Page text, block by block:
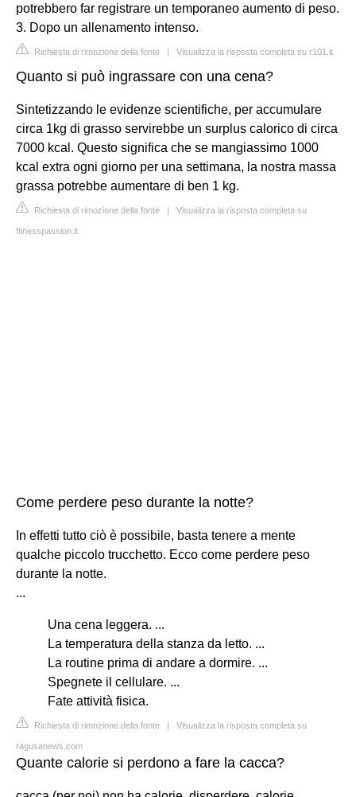
potrebbero far registrare un temporaneo aumento di peso.
3. Dopo un allenamento intenso.
Richiesta di rimozione della fonte | Visualizza la risposta completa su r101.it
Quanto si può ingrassare con una cena?
Sintetizzando le evidenze scientifiche, per accumulare
circa 1kg di grasso servirebbe un surplus calorico di circa
7000 kcal. Questo significa che se mangiassimo 1000
kcal extra ogni giorno per una settimana, la nostra massa
grassa potrebbe aumentare di ben 1 kg.
Richiesta di rimozione della fonte | Visualizza la risposta completa su
fitnesspassion.it
Come perdere peso durante la notte?
In effetti tutto ciò è possibile, basta tenere a mente
qualche piccolo trucchetto. Ecco come perdere peso
durante la notte.
...
Una cena leggera. ...
La temperatura della stanza da letto. ...
La routine prima di andare a dormire. ...
Spegnete il cellulare. ...
Fate attività fisica.
Richiesta di rimozione della fonte | Visualizza la risposta completa su
ragusanews.com
Quante calorie si perdono a fare la cacca?